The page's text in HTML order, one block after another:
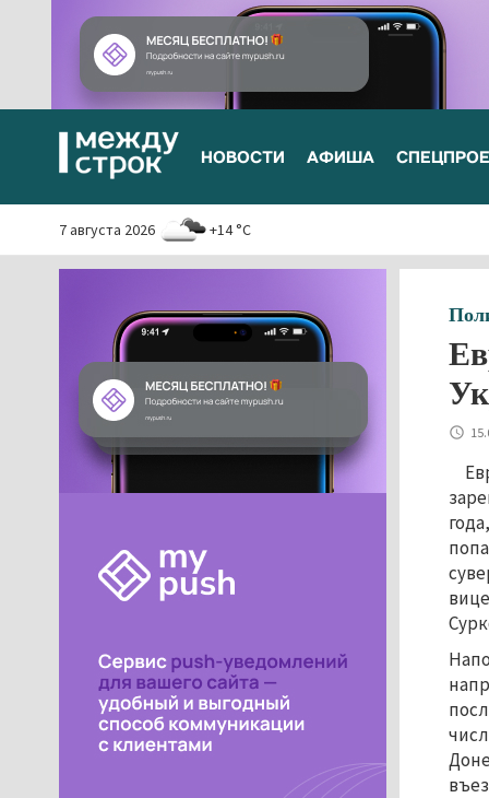
НОВОСТИ АФИША
7 августа 2026 +14 °C